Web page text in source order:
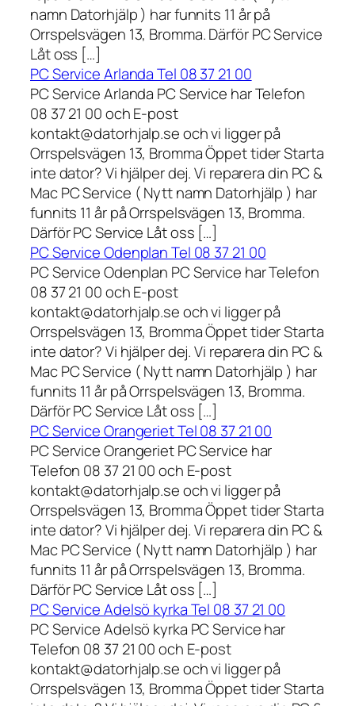
namn Datorhjälp ) har funnits 11 år på
Orrspelsvägen 13, Bromma. Därför PC Service
Låt oss […]
PC Service Arlanda Tel 08 37 21 00
PC Service Arlanda PC Service har Telefon
08 37 21 00 och E-post
kontakt@datorhjalp.se och vi ligger på
Orrspelsvägen 13, Bromma Öppet tider Starta
inte dator? Vi hjälper dej. Vi reparera din PC &
Mac PC Service ( Nytt namn Datorhjälp ) har
funnits 11 år på Orrspelsvägen 13, Bromma.
Därför PC Service Låt oss […]
PC Service Odenplan Tel 08 37 21 00
PC Service Odenplan PC Service har Telefon
08 37 21 00 och E-post
kontakt@datorhjalp.se och vi ligger på
Orrspelsvägen 13, Bromma Öppet tider Starta
inte dator? Vi hjälper dej. Vi reparera din PC &
Mac PC Service ( Nytt namn Datorhjälp ) har
funnits 11 år på Orrspelsvägen 13, Bromma.
Därför PC Service Låt oss […]
PC Service Orangeriet Tel 08 37 21 00
PC Service Orangeriet PC Service har
Telefon 08 37 21 00 och E-post
kontakt@datorhjalp.se och vi ligger på
Orrspelsvägen 13, Bromma Öppet tider Starta
inte dator? Vi hjälper dej. Vi reparera din PC &
Mac PC Service ( Nytt namn Datorhjälp ) har
funnits 11 år på Orrspelsvägen 13, Bromma.
Därför PC Service Låt oss […]
PC Service Adelsö kyrka Tel 08 37 21 00
PC Service Adelsö kyrka PC Service har
Telefon 08 37 21 00 och E-post
kontakt@datorhjalp.se och vi ligger på
Orrspelsvägen 13, Bromma Öppet tider Starta